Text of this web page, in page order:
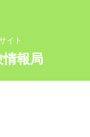
イト
報局